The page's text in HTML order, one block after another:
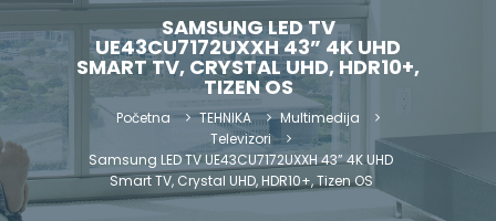
SAMSUNG LED TV
UE43CU7172UXXH 43” 4K UHD
SMART TV, CRYSTAL UHD, HDR10+,
TIZEN OS
Početna TEHNIKA
Multimedija
Televizori
Samsung LED TV UE43CU7172UXXH 43” 4K UHD
Smart TV, Crystal UHD, HDR10+, Tizen OS